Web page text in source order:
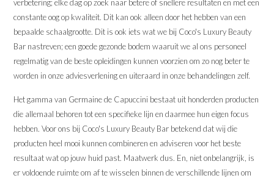
verbetering; elke dag op zoek naar betere of snellere resultaten en met een
constante oog op kwaliteit. Dit kan ook alleen door het hebben van een
bepaalde schaalgrootte. Dit is ook iets wat we bij Coco's Luxury Beauty
Bar nastreven; een goede gezonde bodem waaruit we al ons personeel
regelmatig van de beste opleidingen kunnen voorzien om zo nog beter te
worden in onze adviesverlening en uiteraard in onze behandelingen zelf.
Het gamma van Germaine de Capuccini bestaat uit honderden producten
die allemaal behoren tot een specifieke lijn en daarmee hun eigen focus
hebben. Voor ons bij Coco's Luxury Beauty Bar betekend dat wij die
producten heel mooi kunnen combineren en adviseren voor het beste
resultaat wat op jouw huid past. Maatwerk dus. En, niet onbelangrijk, is
er voldoende ruimte om af te wisselen binnen de verschillende lijnen om